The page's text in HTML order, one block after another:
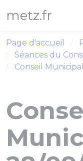
metz.fr
Page d'accueil
Séances du
Conseil